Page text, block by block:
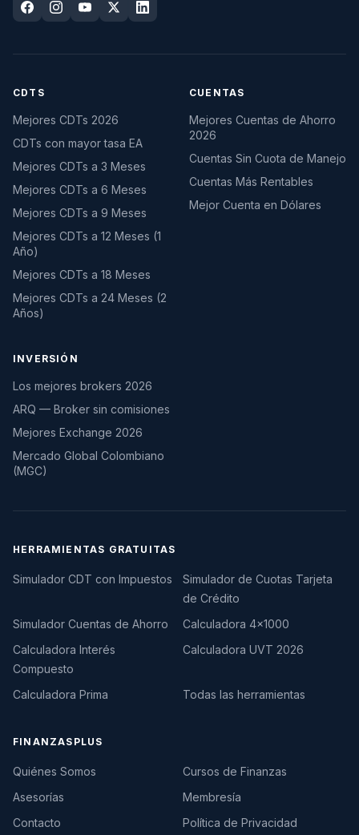
CDTS
Mejores CDTs 2026
CDTs con mayor tasa EA
Mejores CDTs a 3 Meses
Mejores CDTs a 6 Meses
Mejores CDTs a 9 Meses
Mejores CDTs a 12 Meses (1
Año)
Mejores CDTs a 18 Meses
Mejores CDTs a 24 Meses (2
Años)
CUENTAS
Mejores Cuentas de Ahorro
2026
Cuentas Sin Cuota de Manejo
Cuentas Más Rentables
Mejor Cuenta en Dólares
INVERSIÓN
Los mejores brokers 2026
ARQ — Broker sin comisiones
Mejores Exchange 2026
Mercado Global Colombiano
(MGC)
HERRAMIENTAS GRATUITAS
Simulador CDT con Impuestos
Simulador de Cuotas Tarjeta
de Crédito
Simulador Cuentas de Ahorro
Calculadora 4×1000
Calculadora Interés
Compuesto
Calculadora UVT 2026
Calculadora Prima Todas las herramientas
FINANZASPLUS
Quiénes Somos
Cursos de Finanzas
Asesorías
Membresía
Contacto
Política de Privacidad